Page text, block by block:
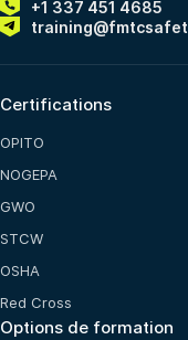
+1 337 451 4685
Certifications
OPITO
NOGEPA
GWO
STCW
OSHA
Red Cross
Options de formation